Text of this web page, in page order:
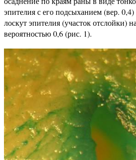
эпителия с его подсыханием (вер.
лоскут эпителия (участок отслойки)
вероятностью 0,6 (рис. 1).